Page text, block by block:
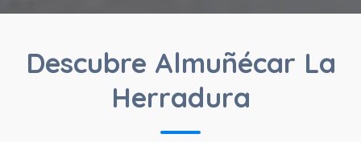
Descubre Almuñécar La
Herradura